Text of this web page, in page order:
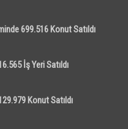
699.516 Konut Satıldı
İş Yeri Satıldı
Konut Satıldı